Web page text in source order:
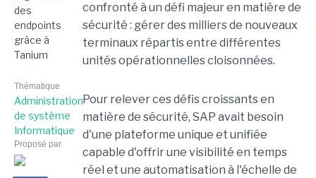
Thématique
Administration
de système
Informatique
Proposé par
confronté à un défi majeur en matière de
sécurité : gérer des milliers de nouveaux
terminaux répartis entre différentes
unités opérationnelles cloisonnées.
Pour relever ces défis croissants en
matière de sécurité, SAP avait besoin
d'une plateforme unique et unifiée
capable d'offrir une visibilité en temps
réel et une automatisation à l'échelle de